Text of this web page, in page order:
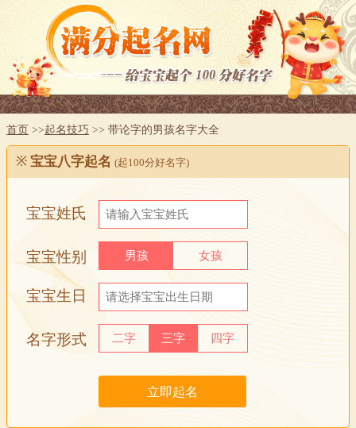
首页 >>起名技巧 >> 带论字的男孩名字大全
※ 宝宝八字起名 (起100分好名字)
宝宝姓氏
宝宝性别 男孩 女孩
宝宝生日
名字形式 二字 三字 四字